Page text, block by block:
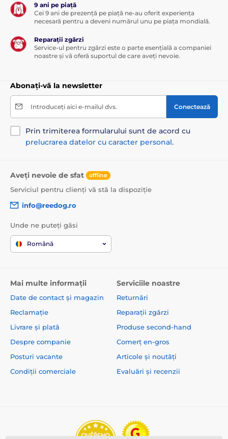
9 ani pe piață
Cei 9 ani de prezență pe piață ne-au oferit experiența
necesară pentru a deveni numărul unu pe piața mondială.
Reparații zgărzi
Service-ul pentru zgărzi este o parte esențială a companiei
noastre și vă oferă suportul de care aveți nevoie.
Abonați-vă la newsletter
Introduceți aici e-mailul dvs. Conectează
Prin trimiterea formularului sunt de acord cu
prelucrarea datelor cu caracter personal.
Aveți nevoie de sfat offline
Serviciul pentru clienți vă stă la dispoziție
info@reedog.ro
Unde ne puteți găsi
Română
Mai multe informații
Date de contact și magazin
Reclamație
Livrare și plată
Despre companie
Posturi vacante
Condiții comerciale
Serviciile noastre
Returnări
Reparații zgărzi
Produse second-hand
Comerț en-gros
Articole și noutăți
Evaluări și recenzii